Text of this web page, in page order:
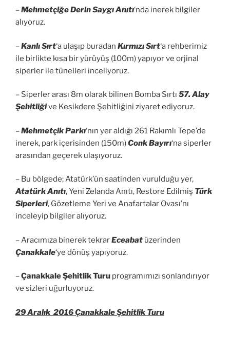
–Mehmetçiğe Derin Saygı Anıtı‘nda inerek bilgiler
alıyoruz.
–Kanlı Sırt‘a ulaşıp buradan Kırmızı Sırt‘a rehberimiz
ile birlikte kısa bir yürüyüş (100m) yapıyor ve orjinal
siperler ile tünelleri inceliyoruz.
– Siperler arası 8m olarak bilinen Bomba Sırtı 57. Alay
Şehitliğive Kesikdere Şehitliğini ziyaret ediyoruz.
–Mehmetçik Parkı‘nın yer aldığı 261 Rakımlı Tepe’de
inerek, park içerisinden (150m)Conk Bayırı‘na siperler
arasından geçerek ulaşıyoruz.
– Bu bölgede; Atatürk’ün saatinden vurulduğu yer,
Atatürk Anıtı, Yeni Zelanda Anıtı, Restore Edilmiş Türk
Siperleri, Gözetleme Yeri ve Anafartalar Ovası’nı
inceleyip bilgiler alıyoruz.
– Aracımıza binerek tekrarEceabat üzerinden
Çanakkale‘ye dönüş yapıyoruz.
–Çanakkale Şehitlik Turu programımızı sonlandırıyor
ve sizleri uğurluyoruz.
29 Aralık 2016 Çanakkale Şehitlik Turu